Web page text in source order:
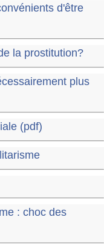
d'être
la prostitution?
plus
(pdf)
: choc des